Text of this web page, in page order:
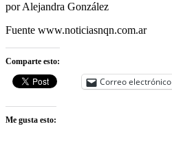
por Alejandra González
Fuente www.noticiasnqn.com.ar
Comparte esto:
Correo electrónico
Me gusta esto: